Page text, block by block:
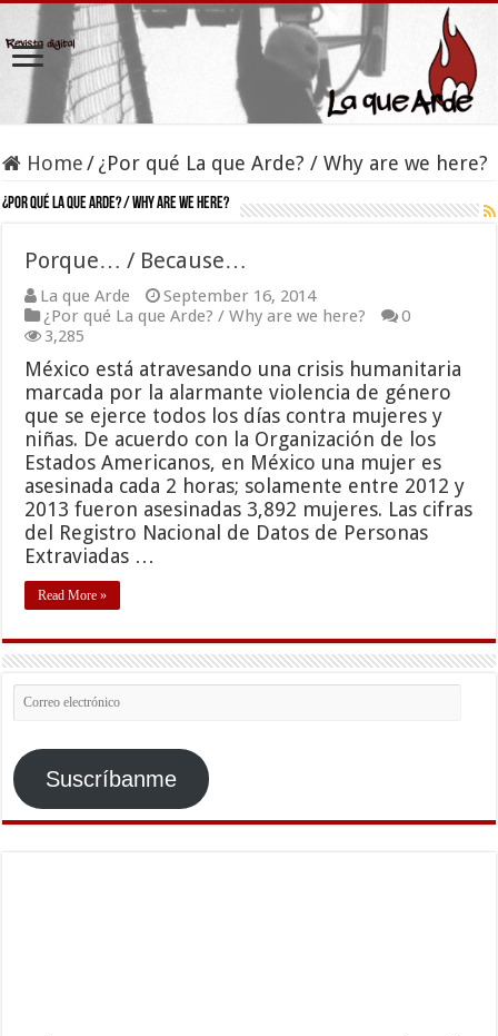
Home /¿Por qué La que Arde? / Why are we here?
¿Por qué La que Arde? / Why are we here?
Porque… / Because…
La que Arde
September 16, 2014
¿Por qué La que Arde? / Why are we here?
0
3,285
México está atravesando una crisis humanitaria
marcada por la alarmante violencia de género
que se ejerce todos los días contra mujeres y
niñas. De acuerdo con la Organización de los
Estados Americanos, en México una mujer es
asesinada cada 2 horas; solamente entre 2012 y
2013 fueron asesinadas 3,892 mujeres. Las cifras
del Registro Nacional de Datos de Personas
Extraviadas …
Read More »
Correo
electrónico
Suscríbanme